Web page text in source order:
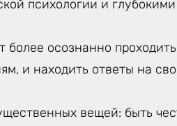
психологии и
осознанно
и находить ответы на
вещей: быть